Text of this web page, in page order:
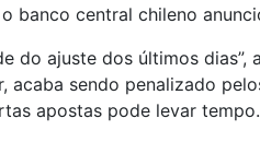
banco central chileno
do ajuste dos últimos
acaba sendo penalizado
apostas pode levar